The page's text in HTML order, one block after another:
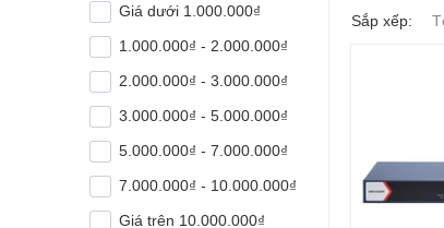
Giá dưới 1.000.000₫
1.000.000₫ - 2.000.000₫
2.000.000₫ - 3.000.000₫
3.000.000₫ - 5.000.000₫
5.000.000₫ - 7.000.000₫
7.000.000₫ - 10.000.000₫
Giá trên 10.000.000₫
Sắp xếp: